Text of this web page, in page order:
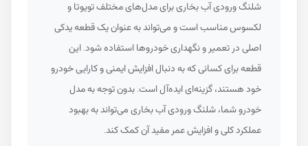
شلنگ ورودی آب بخاری برای مدل‌های مختلف تویوتا و
لکسوس مناسب است و می‌تواند به عنوان یک قطعه یدکی
اصلی در تعمیر و نگهداری خودروها استفاده شود. این
قطعه برای کسانی که به دنبال افزایش ایمنی و کارایی خودرو
خود هستند، گزینه‌ای ایده‌آل است. بدون توجه به مدل
خودرو شما، شلنگ ورودی آب بخاری می‌تواند به بهبود
عملکرد کلی و افزایش عمر مفید آن کمک کند.